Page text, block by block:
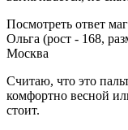
Посмотреть ответ
Ольга (рост - 168,
Москва
Считаю, что это
комфортно весной
стоит.